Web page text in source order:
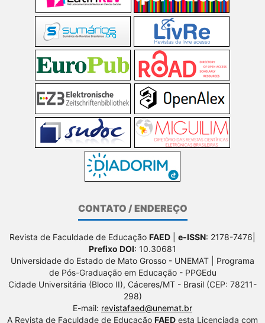
CONTATO / ENDEREÇO
Revista de Faculdade de Educação FAED e-ISSN: 2178-7476|
Prefixo DOI: 10.30681
Universidade do Estado de Mato Grosso - UNEMAT | Programa
de Pós-Graduação em Educação - PPGEdu
Cidade Universitária (Bloco II), Cáceres/MT - Brasil (CEP: 78211-
298)
E-mail: revistafaed@unemat.br
A Revista de Faculdade de Educação FAED esta Licenciada com